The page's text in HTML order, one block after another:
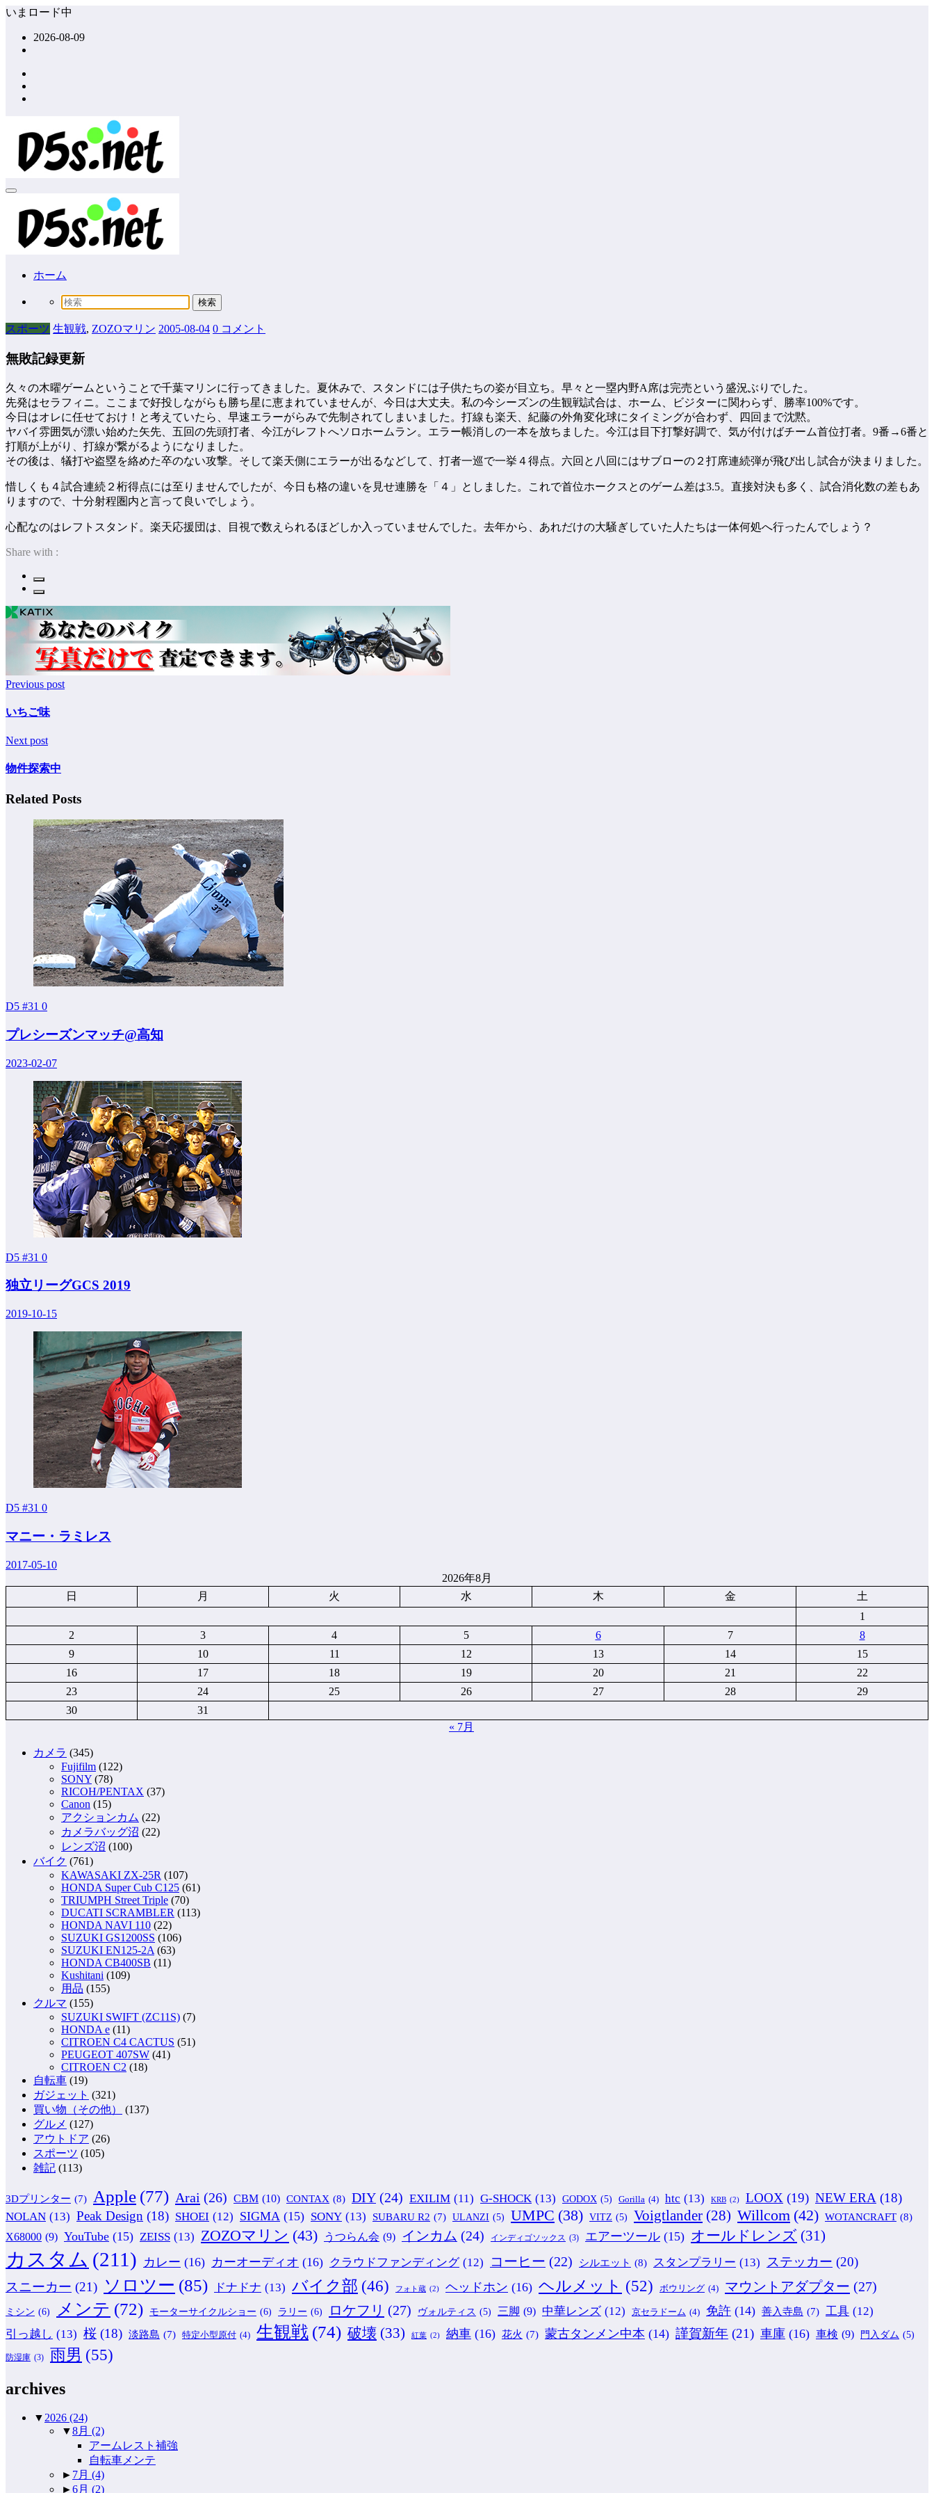
コ
いまロード中
2026-08-09
ホーム
スポーツ 生観戦, ZOZOマリン 2005-08-04 0 コメント
無敗記録更新
久々の木曜ゲームということで千葉マリンに行ってきました。夏休みで、スタンドには子供たちの姿が目立ち。早々と一塁内野A席は完売という盛況ぶりでした。
先発はセラフィニ。ここまで好投しながらも勝ち星に恵まれていませんが、今日は大丈夫。私の今シーズンの生観戦試合は、ホーム、ビジターに関わらず、勝率100%です。
今日はオレに任せておけ！と考えていたら、早速エラーがらみで先制されてしまいました。打線も楽天、紀藤の外角変化球にタイミングが合わず、四回まで沈黙。
ヤバイ雰囲気が漂い始めた矢先、五回の先頭打者、今江がレフトへソロホームラン。エラー帳消しの一本を放ちました。今江は目下打撃好調で、気が付けばチーム首位打者。9番→6番と
打順が上がり、打線が繋がるようになりました。
その後は、犠打や盗塁を絡めた卒のない攻撃。そして楽天側にエラーが出るなどして、打者一巡で一挙４得点。六回と八回にはサブローの２打席連続弾が飛び出し試合が決まりました。
惜しくも４試合連続２桁得点には至りませんでしたが、今日も格の違いを見せ連勝を「４」としました。これで首位ホークスとのゲーム差は3.5。直接対決も多く、試合消化数の差もあ
りますので、十分射程圏内と言って良いでしょう。
心配なのはレフトスタンド。楽天応援団は、目視で数えられるほどしか入っていませんでした。去年から、あれだけの大騒ぎしていた人たちは一体何処へ行ったんでしょう？
Share with :
Previous post
いちご味
Next post
物件探索中
Related Posts
D5 #31 0
プレシーズンマッチ@高知
2023-02-07
D5 #31 0
独立リーグGCS 2019
2019-10-15
D5 #31 0
マニー・ラミレス
2017-05-10
2026年8月
日
月 火 水 木 金
土
1
2
3 4 5 6 7
8
9
10 11 12 13 14
15
16
17 18 19 20 21
22
23
24 25 26 27 28
29
30
31
« 7月
カメラ (345)
Fujifilm (122)
SONY (78)
RICOH/PENTAX (37)
Canon (15)
アクションカム (22)
カメラバッグ沼 (22)
レンズ沼 (100)
バイク (761)
KAWASAKI ZX-25R (107)
HONDA Super Cub C125 (61)
TRIUMPH Street Triple (70)
DUCATI SCRAMBLER (113)
HONDA NAVI 110 (22)
SUZUKI GS1200SS (106)
SUZUKI EN125-2A (63)
HONDA CB400SB (11)
Kushitani (109)
用品 (155)
クルマ (155)
SUZUKI SWIFT (ZC11S) (7)
HONDA e (11)
CITROEN C4 CACTUS (51)
PEUGEOT 407SW (41)
CITROEN C2 (18)
自転車 (19)
ガジェット (321)
買い物（その他）
(137)
グルメ (127)
アウトドア (26)
スポーツ (105)
雑記 (113)
3Dプリンター (7) Apple (77) Arai (26) CBM (10) CONTAX (8) DIY (24) EXILIM (11) G-SHOCK (13) GODOX (5) Gorilla (4) htc (13) KRB (2) LOOX (19) NEW ERA (18)
NOLAN (13) Peak Design (18) SHOEI (12) SIGMA (15) SONY (13) SUBARU R2 (7) ULANZI (5) UMPC (38) VITZ (5) Voigtlander (28) Willcom (42) WOTANCRAFT (8)
X68000 (9) YouTube (15) ZEISS (13) ZOZOマリン (43) うつらん会 (9) インカム (24) インディゴソックス (3) エアーツール (15) オールドレンズ (31)
カスタム (211) カレー (16) カーオーディオ (16) クラウドファンディング (12) コーヒー (22) シルエット (8) スタンプラリー (13) ステッカー (20)
スニーカー (21) ソロツー (85) ドナドナ (13) バイク部 (46) フォト蔵 (2) ヘッドホン (16) ヘルメット (52) ボウリング (4) マウントアダプター (27)
ミシン (6) メンテ (72) モーターサイクルショー (6) ラリー (6) ロケフリ (27) ヴォルティス (5) 三脚 (9) 中華レンズ (12) 京セラドーム (4) 免許 (14) 善入寺島 (7) 工具 (12)
引っ越し (13) 桜 (18) 淡路島 (7) 特定小型原付 (4) 生観戦 (74) 破壊 (33) 紅葉 (2) 納車 (16) 花火 (7) 蒙古タンメン中本 (14) 謹賀新年 (21) 車庫 (16) 車検 (9) 門入ダム (5)
防湿庫 (3) 雨男 (55)
archives
▼2026 (24)
▼8月 (2)
アームレスト補強
自転車メンテ
► 7月 (4)
►6月 (2)